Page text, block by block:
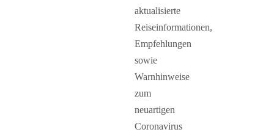
aktualisierte
Reiseinformationen,
Empfehlungen
sowie
Warnhinweise
zum
neuartigen
Coronavirus